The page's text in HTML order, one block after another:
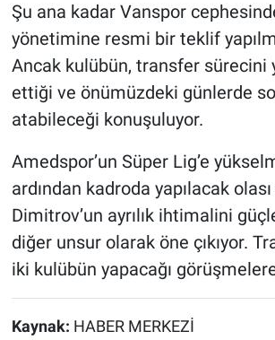
Şu ana kadar Vanspor
yönetimine resmi bir teklif
Ancak kulübün, transfer sürecini
ettiği ve önümüzdeki günlerde
atabileceği konuşuluyor.
Amedspor’un Süper Lig’e
ardından kadroda yapılacak
Dimitrov’un ayrılık ihtimalini
diğer unsur olarak öne çıkıyor.
iki kulübün yapacağı
Kaynak: HABER MERKEZİ